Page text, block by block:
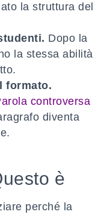
la struttura del
Dopo la
la stessa abilità
formato.
controversa
diventa
è
perché la